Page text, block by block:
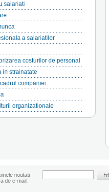
salariati
a salariatilor
costurilor de personal
in strainatate
companiei
organizationale
noutati
de e-mail: